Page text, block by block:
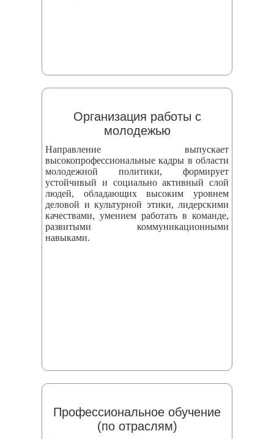
Организация работы с
молодежью
Направление выпускает
высокопрофессиональные кадры в области
молодежной политики, формирует
устойчивый и социально активный слой
людей, обладающих высоким уровнем
деловой и культурной этики, лидерскими
качествами, умением работать в команде,
развитыми коммуникационными
навыками.
Профессиональное обучение
(по отраслям)